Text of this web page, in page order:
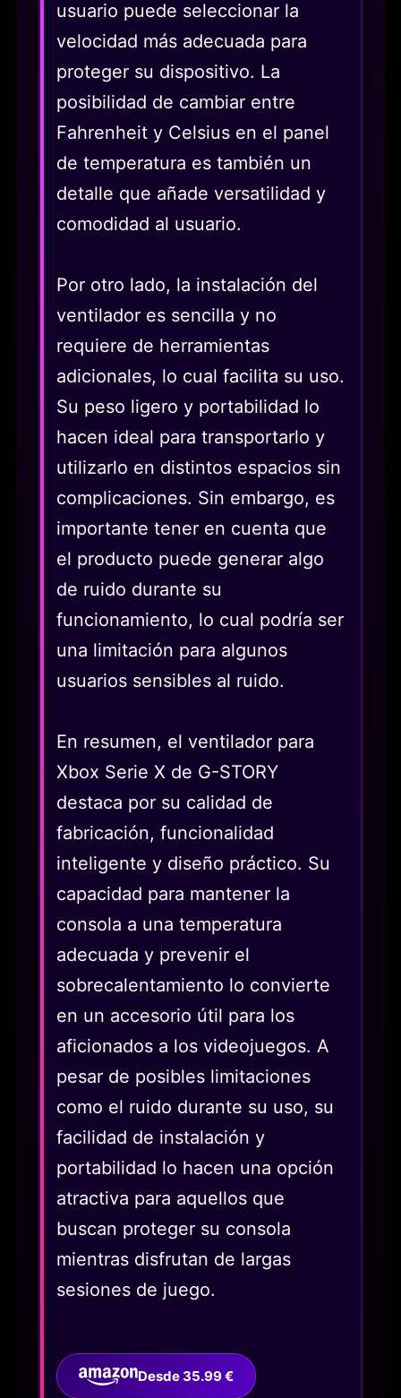
usuario puede seleccionar la
velocidad más adecuada para
proteger su dispositivo. La
posibilidad de cambiar entre
Fahrenheit y Celsius en el panel
de temperatura es también un
detalle que añade versatilidad y
comodidad al usuario.
Por otro lado, la instalación del
ventilador es sencilla y no
requiere de herramientas
adicionales, lo cual facilita su uso.
Su peso ligero y portabilidad lo
hacen ideal para transportarlo y
utilizarlo en distintos espacios sin
complicaciones. Sin embargo, es
importante tener en cuenta que
el producto puede generar algo
de ruido durante su
funcionamiento, lo cual podría ser
una limitación para algunos
usuarios sensibles al ruido.
En resumen, el ventilador para
Xbox Serie X de G-STORY
destaca por su calidad de
fabricación, funcionalidad
inteligente y diseño práctico. Su
capacidad para mantener la
consola a una temperatura
adecuada y prevenir el
sobrecalentamiento lo convierte
en un accesorio útil para los
aficionados a los videojuegos. A
pesar de posibles limitaciones
como el ruido durante su uso, su
facilidad de instalación y
portabilidad lo hacen una opción
atractiva para aquellos que
buscan proteger su consola
mientras disfrutan de largas
sesiones de juego.
Desde 35.99 €